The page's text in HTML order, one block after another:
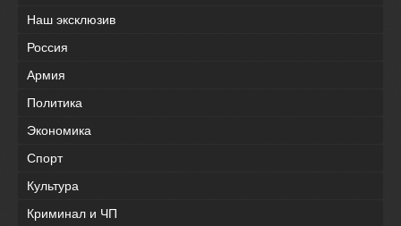
Наш эксклюзив
Россия
Армия
Политика
Экономика
Спорт
Культура
Криминал и ЧП